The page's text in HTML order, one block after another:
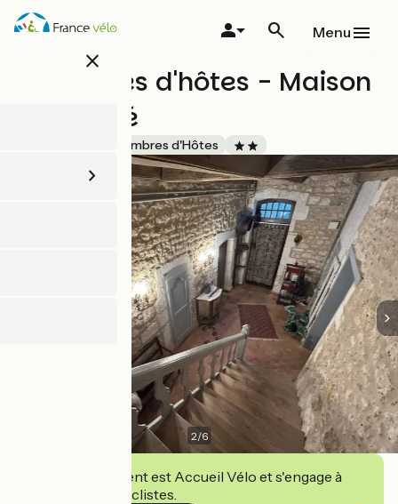
Aller
au
close
Menu
Chambres d'hôtes - Maison
Garesché
Chambres d'Hôtes
2/6
Cet établissement est Accueil Vélo et s'engage à
accueillir des cyclistes.